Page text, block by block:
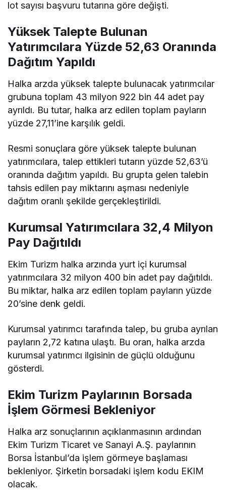
lot sayısı başvuru tutarına göre değişti.
Yüksek Talepte Bulunan
Yatırımcılara Yüzde 52,63 Oranında
Dağıtım Yapıldı
Halka arzda yüksek talepte bulunacak yatırımcılar
grubuna toplam 43 milyon 922 bin 44 adet pay
ayrıldı. Bu tutar, halka arz edilen toplam payların
yüzde 27,11’ine karşılık geldi.
Resmi sonuçlara göre yüksek talepte bulunan
yatırımcılara, talep ettikleri tutarın yüzde 52,63’ü
oranında dağıtım yapıldı. Bu grupta gelen talebin
tahsis edilen pay miktarını aşması nedeniyle
dağıtım oranlı şekilde gerçekleştirildi.
Kurumsal Yatırımcılara 32,4 Milyon
Pay Dağıtıldı
Ekim Turizm halka arzında yurt içi kurumsal
yatırımcılara 32 milyon 400 bin adet pay dağıtıldı.
Bu miktar, halka arz edilen toplam payların yüzde
20’sine denk geldi.
Kurumsal yatırımcı tarafında talep, bu gruba ayrılan
payların 2,72 katına ulaştı. Bu oran, halka arzda
kurumsal yatırımcı ilgisinin de güçlü olduğunu
gösterdi.
Ekim Turizm Paylarının Borsada
İşlem Görmesi Bekleniyor
Halka arz sonuçlarının açıklanmasının ardından
Ekim Turizm Ticaret ve Sanayi A.Ş. paylarının
Borsa İstanbul’da işlem görmeye başlaması
bekleniyor. Şirketin borsadaki işlem kodu EKIM
olacak.